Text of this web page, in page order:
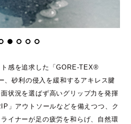
感を追求した「GORE-TEX®
砂利の侵入を緩和するアキレス腱
状況を選ばず高いグリップ力を発揮
」アウトソールなどを備えつつ、ク
イナーが足の疲労を和らげ、自然環